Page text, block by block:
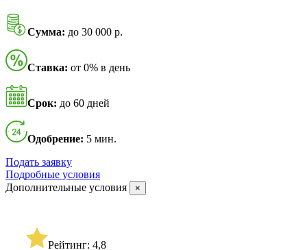
Сумма: до 30 000 р.
Ставка: от 0% в день
Срок: до 60 дней
Одобрение: 5 мин.
Подать заявку
Подробные условия
Дополнительные условия
×
Рейтинг: 4,8